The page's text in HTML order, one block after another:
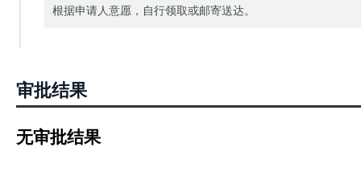
根据申请人意愿，自行领取或邮寄送达。
审批结果
无审批结果